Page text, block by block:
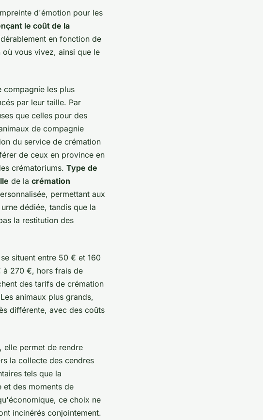
d'émotion pour les
le coût de la
en fonction de
vous vivez, ainsi que le
compagnie les plus
par leur taille. Par
que celles pour des
de compagnie
du service de crémation
de ceux en province en
crématoriums. Type de
de la crémation
permettant aux
dédiée, tandis que la
la restitution des
situent entre 50 € et 160
à 270 €, hors frais de
des tarifs de crémation
animaux plus grands,
différente, avec des coûts
elle permet de rendre
la collecte des cendres
tels que la
des moments de
ce choix ne
incinérés conjointement.